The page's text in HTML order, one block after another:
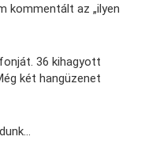
kommentált az „ilyen
36 kihagyott
két hangüzenet